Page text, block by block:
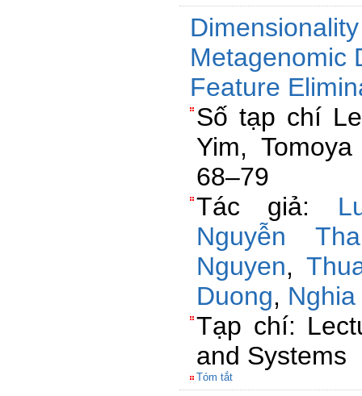
Metagenomic
Feature
Số tạp chí
Yim,
68–79
Tác giả:
Nguyễn
Nguyen,
Duong,
Tạp chí:
and Systems
Tóm tắt